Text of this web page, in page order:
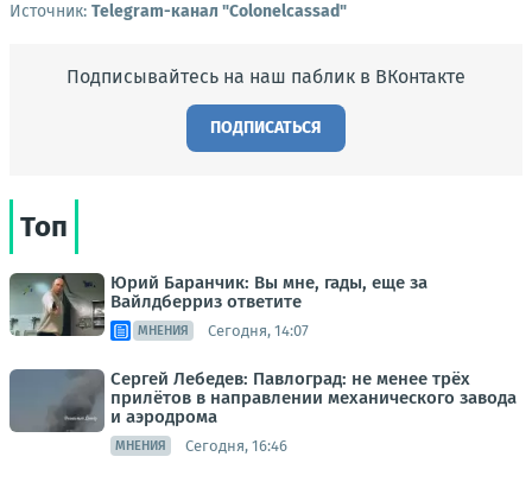
Источник: Telegram-канал "Colonelcassad"
Подписывайтесь на наш паблик в ВКонтакте
ПОДПИСАТЬСЯ
Топ
Юрий Баранчик: Вы мне, гады, еще за
Вайлдберриз ответите
МНЕНИЯ Сегодня, 14:07
Сергей Лебедев: Павлоград: не менее трёх
прилётов в направлении механического завода
и аэродрома
МНЕНИЯ Сегодня, 16:46